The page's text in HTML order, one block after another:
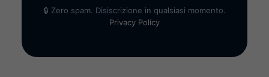
🔒 Zero spam. Disiscrizione in qualsiasi momento.
Privacy Policy